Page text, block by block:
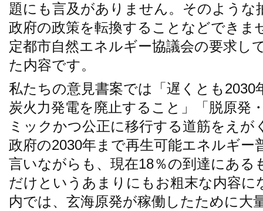
題にも言及がありません。そのような
政府の政策を転換することなどできま
定都市自然エネルギー協議会の要求し
た内容です。
私たちの意見書案では「遅くとも
炭火力発電を廃止すること」「脱原発
ミックかつ公正に移行する道筋をえ
政府の2030年まで再生可能エネルギー
言いながらも、現在18％の到達にある
だけというあまりにもお粗末な内容に
内では、玄海原発が稼働したために大